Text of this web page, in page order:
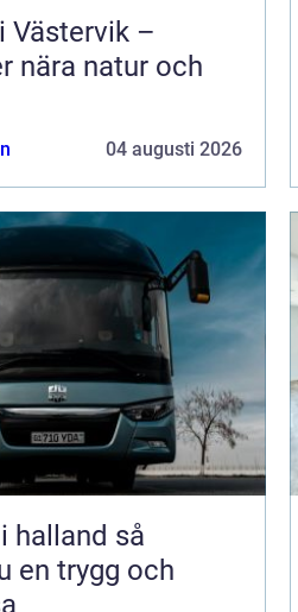
Västervik –
nära natur och
04 augusti 2026
så
en trygg och